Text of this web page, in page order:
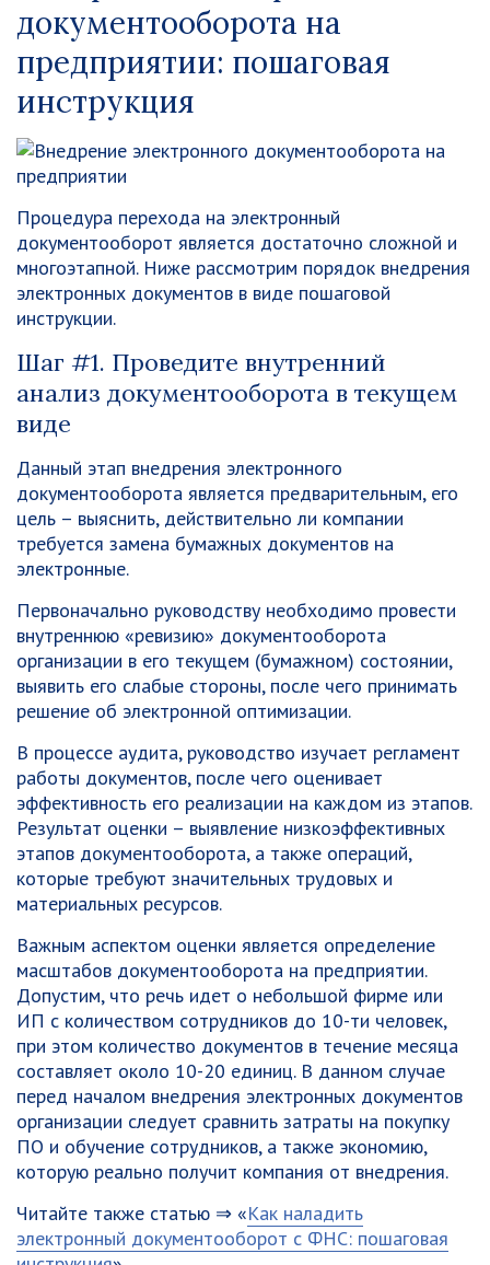
документооборота на
предприятии: пошаговая
инструкция
Процедура перехода на электронный
документооборот является достаточно сложной и
многоэтапной. Ниже рассмотрим порядок внедрения
электронных документов в виде пошаговой
инструкции.
Шаг #1. Проведите внутренний
анализ документооборота в текущем
виде
Данный этап внедрения электронного
документооборота является предварительным, его
цель – выяснить, действительно ли компании
требуется замена бумажных документов на
электронные.
Первоначально руководству необходимо провести
внутреннюю «ревизию» документооборота
организации в его текущем (бумажном) состоянии,
выявить его слабые стороны, после чего принимать
решение об электронной оптимизации.
В процессе аудита, руководство изучает регламент
работы документов, после чего оценивает
эффективность его реализации на каждом из этапов.
Результат оценки – выявление низкоэффективных
этапов документооборота, а также операций,
которые требуют значительных трудовых и
материальных ресурсов.
Важным аспектом оценки является определение
масштабов документооборота на предприятии.
Допустим, что речь идет о небольшой фирме или
ИП с количеством сотрудников до 10-ти человек,
при этом количество документов в течение месяца
составляет около 10-20 единиц. В данном случае
перед началом внедрения электронных документов
организации следует сравнить затраты на покупку
ПО и обучение сотрудников, а также экономию,
которую реально получит компания от внедрения.
Читайте также статью ⇒ «Как наладить
электронный документооборот с ФНС: пошаговая